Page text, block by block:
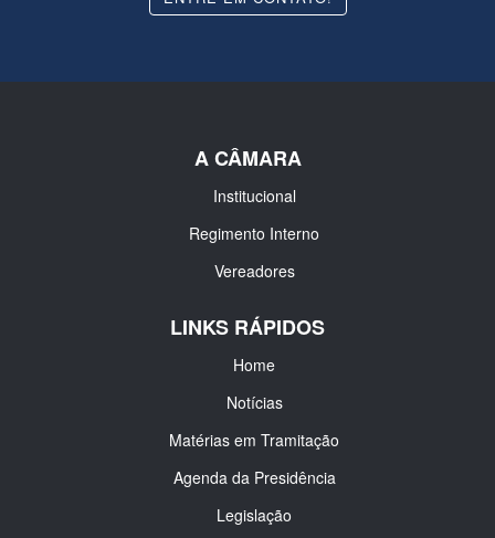
A CÂMARA
Institucional
Regimento Interno
Vereadores
LINKS RÁPIDOS
Home
Notícias
Matérias em Tramitação
Agenda da Presidência
Legislação